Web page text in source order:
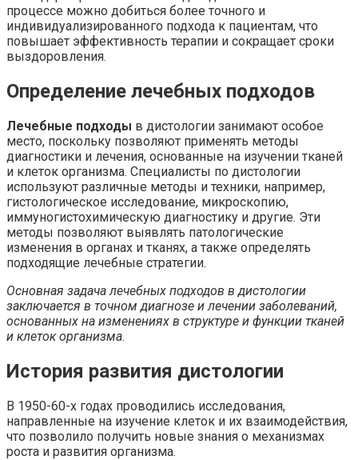
процессе можно добиться более точного и
индивидуализированного подхода к пациентам, что
повышает эффективность терапии и сокращает сроки
выздоровления.
Определение лечебных подходов
Лечебные подходы в дистологии занимают особое
место, поскольку позволяют применять методы
диагностики и лечения, основанные на изучении тканей
и клеток организма. Специалисты по дистологии
используют различные методы и техники, например,
гистологическое исследование, микроскопию,
иммуногистохимическую диагностику и другие. Эти
методы позволяют выявлять патологические
изменения в органах и тканях, а также определять
подходящие лечебные стратегии.
Основная задача лечебных подходов в дистологии
заключается в точном диагнозе и лечении заболеваний,
основанных на изменениях в структуре и функции тканей
и клеток организма.
История развития дистологии
В 1950-60-х годах проводились исследования,
направленные на изучение клеток и их взаимодействия,
что позволило получить новые знания о механизмах
роста и развития организма.